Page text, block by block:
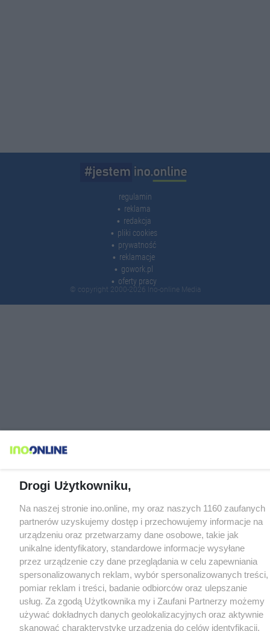
regulamin
reklama
redakcja
pliki cookies
prywatność
reklamacje
gowork.pl
oferty pracy
© copyright 2000-2026 Ino-online Media
Drogi Użytkowniku,
Na naszej stronie ino.online, my oraz naszych 1160 zaufanych
partnerów uzyskujemy dostęp i przechowujemy informacje na
urządzeniu oraz przetwarzamy dane osobowe, takie jak
unikalne identyfikatory, standardowe informacje wysyłane
przez urządzenie czy dane przeglądania w celu zapewniania
spersonalizowanych reklam, wybór spersonalizowanych treści,
pomiar reklam i treści, badanie odbiorców oraz ulepszanie
usług. Za zgodą Użytkownika my i Zaufani Partnerzy możemy
używać dokładnych danych geolokalizacyjnych oraz aktywnie
skanować charakterystykę urządzenia do celów identyfikacji.